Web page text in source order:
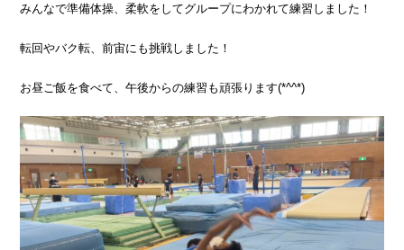
みんなで準備体操、柔軟をしてグループにわかれて練習しました！
転回やバク転、前宙にも挑戦しました！
お昼ご飯を食べて、午後からの練習も頑張ります(*^^*)